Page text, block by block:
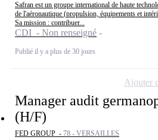
Safran est un groupe international de haute
de l'aéronautique (propulsion, équipements et
Sa mission : contribuer...
CDI - Non renseigné
Publié il y a plus de 30 jours
Manager audit
(H/F)
FED GROUP - 78 - VERSAILLES
Ajouter